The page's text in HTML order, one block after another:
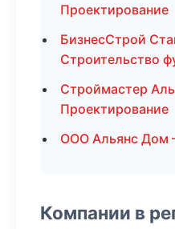
Проектирование
БизнесСтрой
Строительство
Строймастер
Проектирование
ООО Альянс Дом
Компании в